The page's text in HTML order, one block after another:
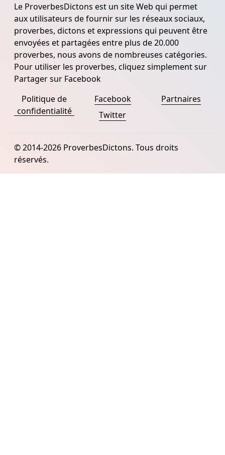
Le ProverbesDictons est un site Web qui permet
aux utilisateurs de fournir sur les réseaux sociaux,
proverbes, dictons et expressions qui peuvent être
envoyées et partagées entre plus de 20.000
proverbes, nous avons de nombreuses catégories.
Pour utiliser les proverbes, cliquez simplement sur
Partager sur Facebook
Politique de
confidentialité
Facebook
Twitter
Partnaires
© 2014-2026 ProverbesDictons. Tous droits
réservés.